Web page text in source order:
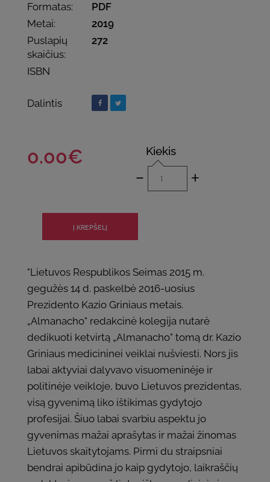
Formatas:
PDF
Metai:
2019
Puslapių
skaičius:
272
ISBN
Dalintis
0.00€ Kiekis
- +
"Lietuvos Respublikos Seimas 2015 m.
gegužės 14 d. paskelbė 2016-uosius
Prezidento Kazio Griniaus metais.
„Almanacho" redakcinė kolegija nutarė
dedikuoti ketvirtą „Almanacho" tomą dr. Kazio
Griniaus medicininei veiklai nušviesti. Nors jis
labai aktyviai dalyvavo visuomeninėje ir
politinėje veikloje, buvo Lietuvos prezidentas,
visą gyvenimą liko ištikimas gydytojo
profesijai. Šiuo labai svarbiu aspektu jo
gyvenimas mažai aprašytas ir mažai žinomas
Lietuvos skaitytojams. Pirmi du straipsniai
bendrai apibūdina jo kaip gydytojo, laikraščių